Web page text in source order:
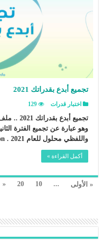
تجميع أبدع بقدراتك 2021
اختبار قدرات 129
تجميع
وهو عبارة عن تجميع الفترة
واللفظي محلول للعام 2021 . Compilation …
أكمل القراءة »
« الأولى ...
10
20
«